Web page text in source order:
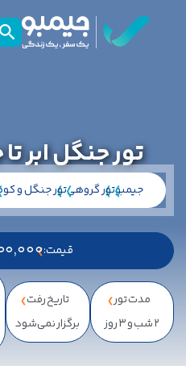
تور جنگل ابر
جیمبوتور گروهیتور جنگل و
قیمت:
مدت تور
2 شب و 3 روز
تاریخ رفت
برگزار نمی‌شود